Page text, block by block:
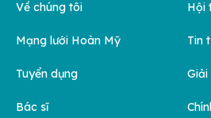
Về chúng tôi
Mạng lưới Hoàn Mỹ
Tuyển dụng
Bác sĩ
Hội
Tin